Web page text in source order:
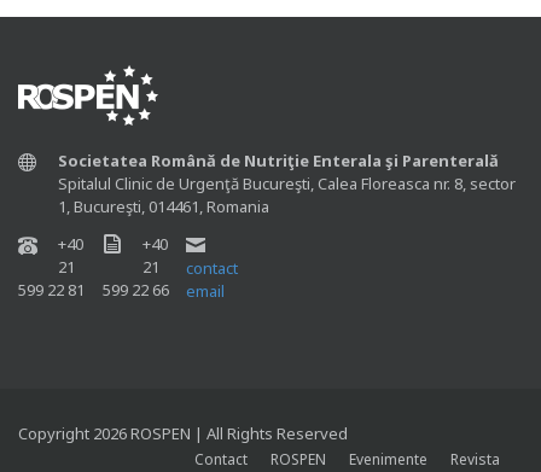
Societatea Română de Nutriţie Enterala şi Parenterală
Spitalul Clinic de Urgenţă Bucureşti, Calea Floreasca nr. 8, sector
1, Bucureşti, 014461, Romania
+40
21
599 22 81
+40
21
599 22 66
contact
email
Copyright 2026 ROSPEN | All Rights Reserved
Revista
Evenimente
ROSPEN
Contact